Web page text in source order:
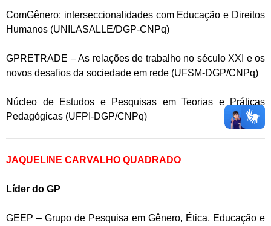
ComGênero: interseccionalidades com Educação e Direitos
Humanos (UNILASALLE/DGP-CNPq)
GPRETRADE – As relações de trabalho no século XXI e os
novos desafios da sociedade em rede (UFSM-DGP/CNPq)
Núcleo de Estudos e Pesquisas em Teorias e Práticas
Pedagógicas (UFPI-DGP/CNPq)
JAQUELINE CARVALHO QUADRADO
Líder do GP
GEEP – Grupo de Pesquisa em Gênero, Ética, Educação e